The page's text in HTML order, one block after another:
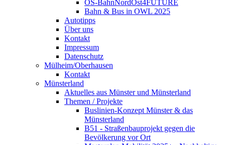
OS-BahnNordOst4FUTURE
Bahn & Bus in OWL 2025
Autotipps
Über uns
Kontakt
Impressum
Datenschutz
Mülheim/Oberhausen
Kontakt
Münsterland
Aktuelles aus Münster und Münsterland
Themen / Projekte
Buslinien-Konzept Münster & das
Münsterland
B51 - Straßenbauprojekt gegen die
Bevölkerung vor Ort